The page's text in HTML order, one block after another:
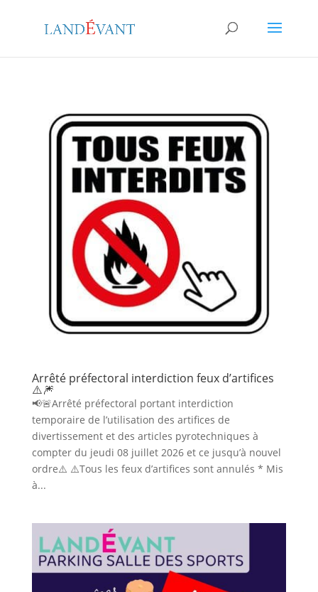
Arrêté préfectoral interdiction feux d’artifices
⚠️🎆
📢🚨Arrêté préfectoral portant interdiction
temporaire de l’utilisation des artifices de
divertissement et des articles pyrotechniques à
compter du jeudi 08 juillet 2026 et ce jusqu’à nouvel
ordre⚠️ ⚠️Tous les feux d’artifices sont annulés * Mis
à...